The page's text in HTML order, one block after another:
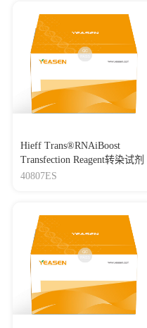
Hieff Trans®RNAiBoost
Transfection Reagent转染试剂
40807ES